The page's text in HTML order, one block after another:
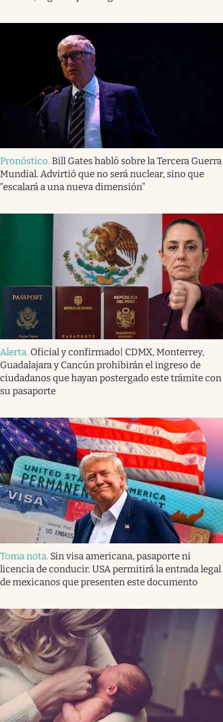
Pronóstico. Bill Gates habló sobre la Tercera Guerra
Mundial. Advirtió que no será nuclear, sino que
“escalará a una nueva dimensión”
Alerta. Oficial y confirmado| CDMX, Monterrey,
Guadalajara y Cancún prohibirán el ingreso de
ciudadanos que hayan postergado este trámite con
su pasaporte
Toma nota. Sin visa americana, pasaporte ni
licencia de conducir. USA permitirá la entrada legal
de mexicanos que presenten este documento